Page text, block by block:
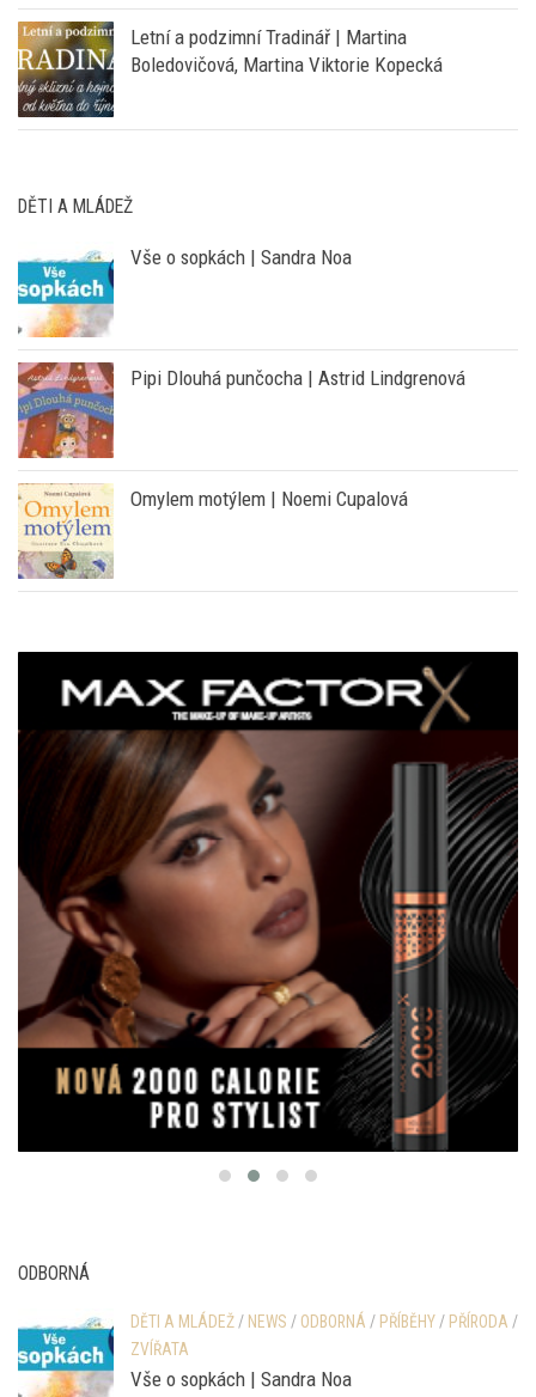
Letní a podzimní Tradinář | Martina
Boledovičová, Martina Viktorie Kopecká
DĚTI A MLÁDEŽ
Vše o sopkách | Sandra Noa
Pipi Dlouhá punčocha | Astrid Lindgrenová
Omylem motýlem | Noemi Cupalová
ODBORNÁ
DĚTI A MLÁDEŽ / NEWS / ODBORNÁ / PŘÍBĚHY / PŘÍRODA /
ZVÍŘATA
Vše o sopkách | Sandra Noa